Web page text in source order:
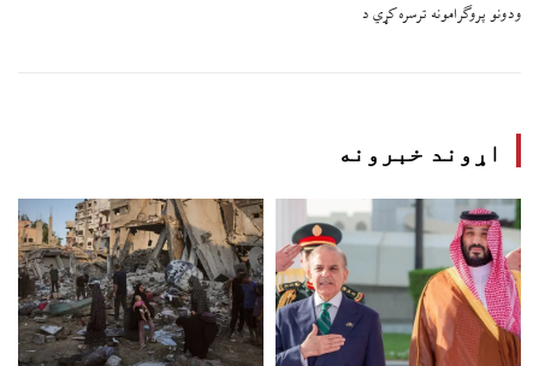
ودونو پروګرامونه ترسره کړي د
اړوند خبرونه